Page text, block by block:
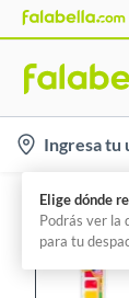
Ingresa tu
Elige dónde
Podrás ver la
para tu
Home